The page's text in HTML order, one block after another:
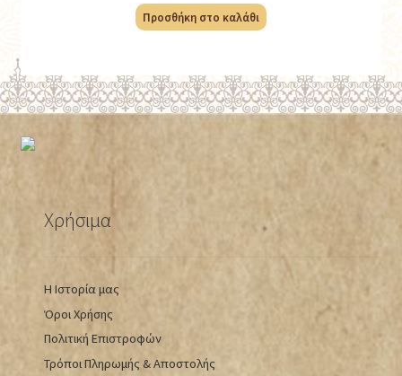
Προσθήκη στο καλάθι
Χρήσιμα
Η Ιστορία μας
Όροι Χρήσης
Πολιτική Επιστροφών
Τρόποι Πληρωμής & Αποστολής